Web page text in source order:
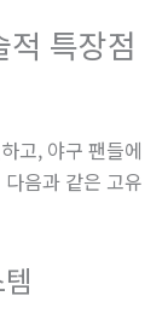
특장점
고, 야구 팬들에
음과 같은 고유